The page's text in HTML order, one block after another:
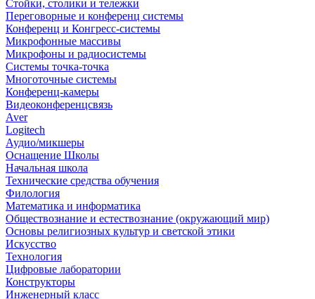
Стойки, столики и тележки
Переговорные и конференц системы
Конференц и Конгресс-системы
Микрофонные массивы
Микрофоны и радиосистемы
Системы точка-точка
Многоточные системы
Конференц-камеры
Видеоконференцсвязь
Aver
Logitech
Аудио/микшеры
Оснащение Школы
Начальная школа
Технические средства обучения
Филология
Математика и информатика
Обществознание и естествознание (окружающий мир)
Основы религиозных культур и светской этики
Искусство
Технология
Цифровые лаборатории
Конструкторы
Инженерный класс